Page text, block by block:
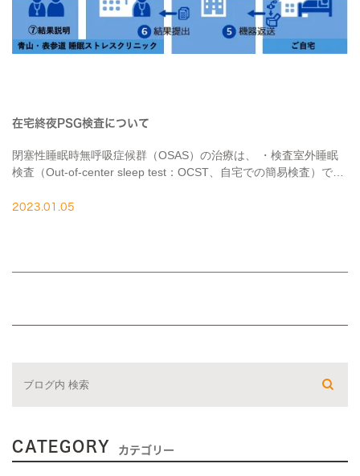
在宅終夜PSG検査について
閉塞性睡眠時無呼吸症候群（OSAS）の治療は、 ・検査室外睡眠
検査（Out-of-center sleep test：OCST、自宅での簡易検査）で、
[…]
2023.01.05
CATEGORY カテゴリー